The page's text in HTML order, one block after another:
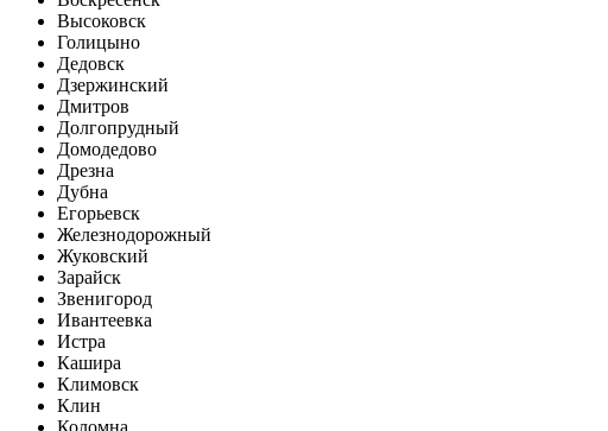
Высоковск
Голицыно
Дедовск
Дзержинский
Дмитров
Долгопрудный
Домодедово
Дрезна
Дубна
Егорьевск
Железнодорожный
Жуковский
Зарайск
Звенигород
Ивантеевка
Истра
Кашира
Климовск
Клин
Коломна